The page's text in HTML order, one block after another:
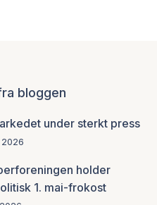
bloggen
under sterkt press
2026
holder
1. mai-frokost